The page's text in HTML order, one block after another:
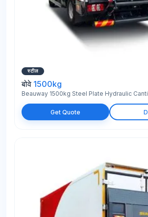
स्टील
बोवे 1500kg
Beauway 1500kg Steel Plate Hydraulic
Get Quote